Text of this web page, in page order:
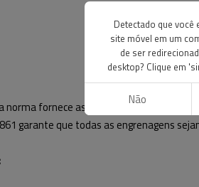
norma fornece as diretrizes para avaliar a
garante que todas as engrenagens
Detectado que você
site móvel em um
de ser
desktop? Clique em
Não